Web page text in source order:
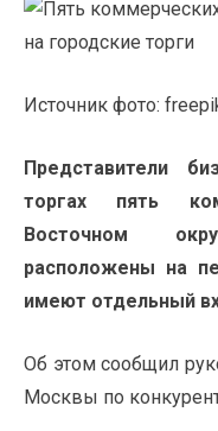
Источник фото:
Представители
торгах пять
Восточном
расположены на
имеют отдельный
Об этом сообщил
Москвы по